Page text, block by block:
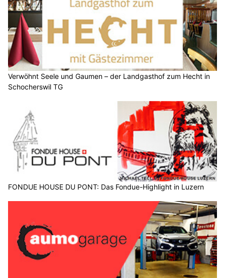
Verwöhnt Seele und Gaumen – der Landgasthof zum Hecht in
Schocherswil TG
FONDUE HOUSE DU PONT: Das Fondue-Highlight in Luzern